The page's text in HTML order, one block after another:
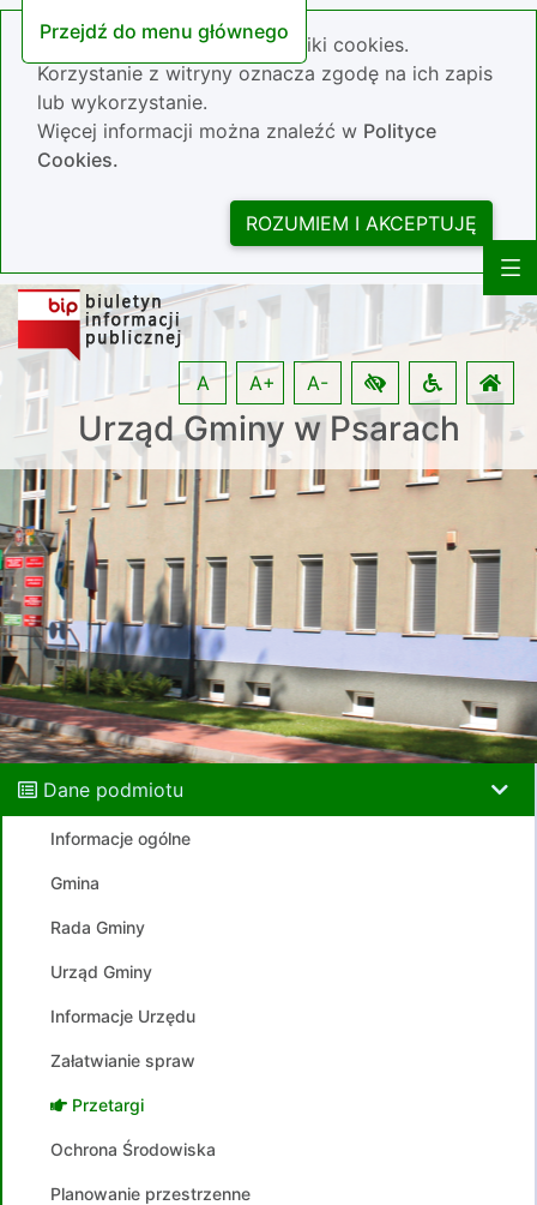
Przejdź do menu głównego
Nasza strona wykorzystuje pliki cookies.
Korzystanie z witryny oznacza zgodę na ich zapis
lub wykorzystanie.
Więcej informacji można znaleźć w Polityce
Cookies.
ROZUMIEM I AKCEPTUJĘ
Urząd Gminy w Psarach
A A+ A-
Dane podmiotu
Informacje ogólne
Gmina
Rada Gminy
Urząd Gminy
Informacje Urzędu
Załatwianie spraw
Przetargi
Ochrona Środowiska
Planowanie przestrzenne